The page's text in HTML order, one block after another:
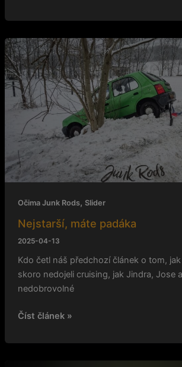
Očima Junk Rods, Slider
Nejstarší, máte padáka
2025-04-13
Kdo četl náš předchozí článek o tom,
skoro nedojeli cruising, jak Jindra, Jose
nedobrovolné
Nejstarší,
máte
padáka
Číst článek »